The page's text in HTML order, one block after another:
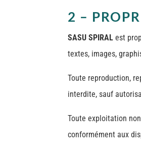
2 –
SASU SPIRAL est
textes, images,
Toute reproduction,
interdite, sauf
Toute exploitation
conformément aux